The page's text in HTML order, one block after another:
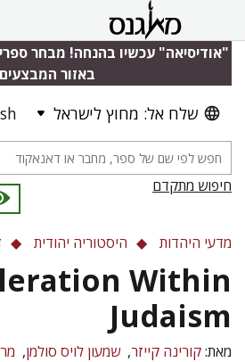
"אודיסיאה" עכשיו בהנחה! מבחר
באזור
שלח אל: מחוץ לישראל
חיפוש מתקדם
מדעי היהדות היסטוריה יהודית
Within
Judaism
מאת:קורינה קייזר שמעון לויס סולמן